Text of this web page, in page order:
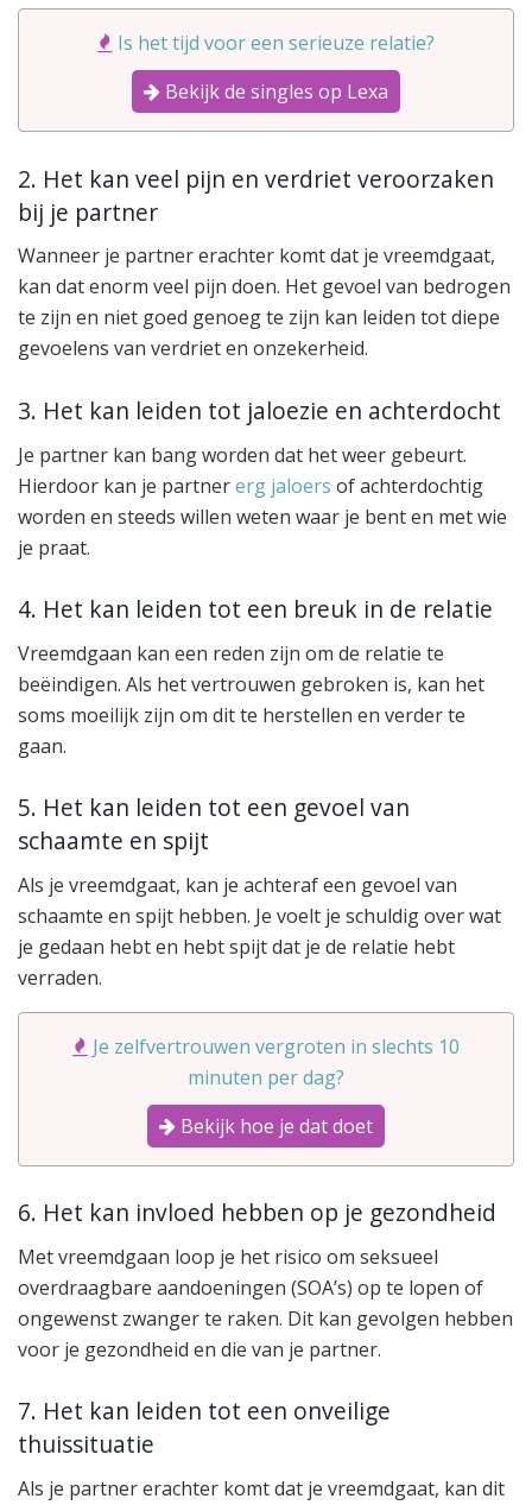
Is het tijd voor een serieuze relatie?
Bekijk de singles op Lexa
2. Het kan veel pijn en verdriet veroorzaken
bij je partner
Wanneer je partner erachter komt dat je vreemdgaat,
kan dat enorm veel pijn doen. Het gevoel van bedrogen
te zijn en niet goed genoeg te zijn kan leiden tot diepe
gevoelens van verdriet en onzekerheid.
3. Het kan leiden tot jaloezie en achterdocht
Je partner kan bang worden dat het weer gebeurt.
Hierdoor kan je partnererg jaloers of achterdochtig
worden en steeds willen weten waar je bent en met wie
je praat.
4. Het kan leiden tot een breuk in de relatie
Vreemdgaan kan een reden zijn om de relatie te
beëindigen. Als het vertrouwen gebroken is, kan het
soms moeilijk zijn om dit te herstellen en verder te
gaan.
5. Het kan leiden tot een gevoel van
schaamte en spijt
Als je vreemdgaat, kan je achteraf een gevoel van
schaamte en spijt hebben. Je voelt je schuldig over wat
je gedaan hebt en hebt spijt dat je de relatie hebt
verraden.
Je zelfvertrouwen vergroten in slechts 10
minuten per dag?
Bekijk hoe je dat doet
6. Het kan invloed hebben op je gezondheid
Met vreemdgaan loop je het risico om seksueel
overdraagbare aandoeningen (SOA’s) op te lopen of
ongewenst zwanger te raken. Dit kan gevolgen hebben
voor je gezondheid en die van je partner.
7. Het kan leiden tot een onveilige
thuissituatie
Als je partner erachter komt dat je vreemdgaat, kan dit